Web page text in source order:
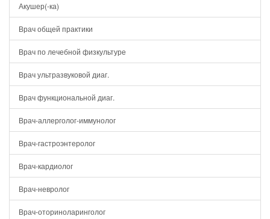
Акушер(-ка)
Врач общей практики
Врач по лечебной физкультуре
Врач ультразвуковой диаг.
Врач функциональной диаг.
Врач-аллерголог-иммунолог
Врач-гастроэнтеролог
Врач-кардиолог
Врач-невролог
Врач-оториноларинголог